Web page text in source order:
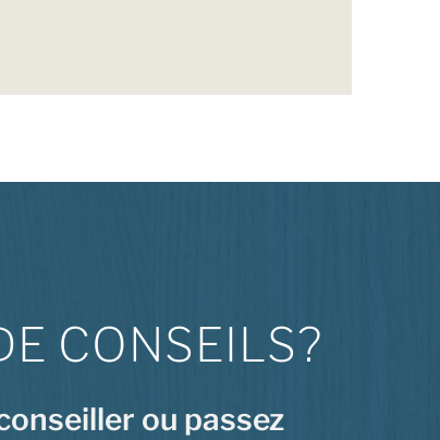
CONSEILS?
ou passez